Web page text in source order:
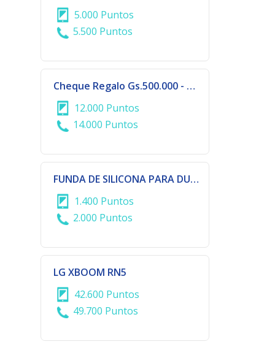
5.000 Puntos
5.500 Puntos
Cheque Regalo Gs.500.000 - DALAS COLLECTION - CIUDAD DEL ESTE
12.000 Puntos
14.000 Puntos
FUNDA DE SILICONA PARA DUALSHOCK- PS5
1.400 Puntos
2.000 Puntos
LG XBOOM RN5
42.600 Puntos
49.700 Puntos